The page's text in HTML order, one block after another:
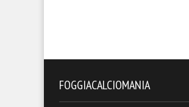
FOGGIACALCIOMANIA